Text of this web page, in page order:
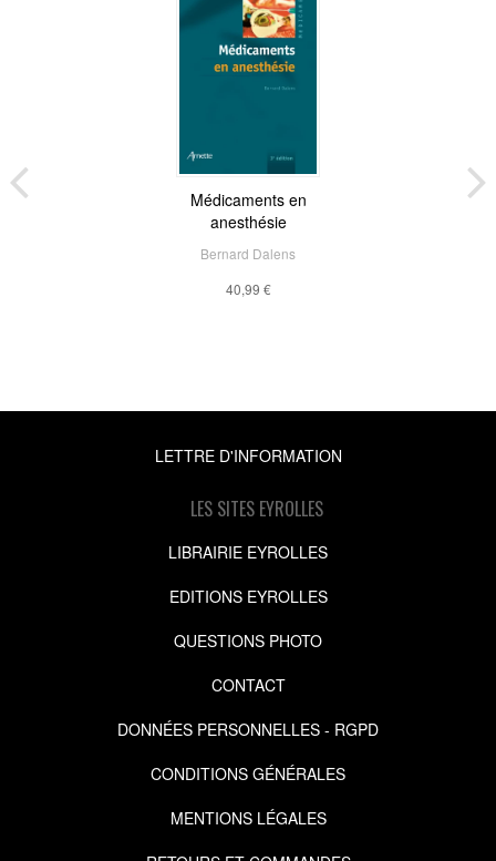
Médicaments en
anesthésie
Bernard Dalens
40,99 €
LETTRE D'INFORMATION
LES SITES EYROLLES
LIBRAIRIE EYROLLES
EDITIONS EYROLLES
QUESTIONS PHOTO
CONTACT
DONNÉES PERSONNELLES - RGPD
CONDITIONS GÉNÉRALES
MENTIONS LÉGALES